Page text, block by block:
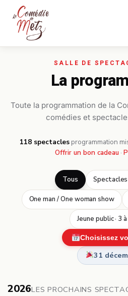
Passer au contenu principal
La
Toute la programmation de la
comédies et
118 spectacles· programmation
Offrir un bon cadeau ·
Tous
One man / One woman show
Jeune public · 3
Choisissez
31
2026LES PROCHAINS